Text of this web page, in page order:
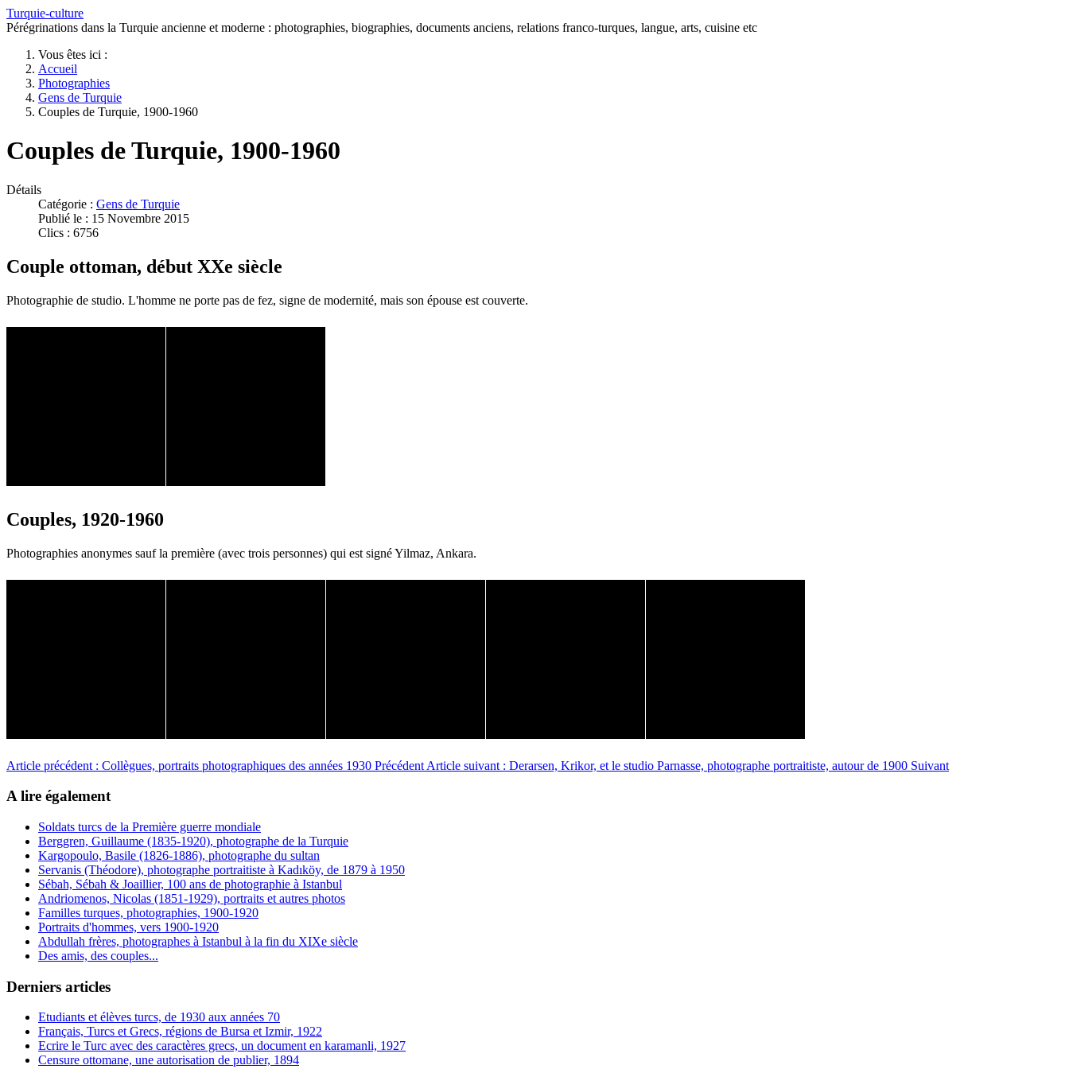
Turquie-culture
Pérégrinations dans la Turquie ancienne et moderne : photographies, biographies, documents anciens, relations franco-turques, langue, arts, cuisine etc
Vous êtes ici :
Accueil
Photographies
Gens de Turquie
Couples de Turquie, 1900-1960
Couples de Turquie, 1900-1960
Détails
Catégorie : Gens de Turquie
Publié le : 15 Novembre 2015
Clics : 6756
Couple ottoman, début XXe siècle
Photographie de studio. L'homme ne porte pas de fez, signe de modernité, mais son épouse est couverte.
Couples, 1920-1960
Photographies anonymes sauf la première (avec trois personnes) qui est signé Yilmaz, Ankara.
Article précédent : Collègues, portraits photographiques des années 1930 Précédent Article suivant : Derarsen, Krikor, et le studio Parnasse, photographe portraitiste, autour de 1900 Suivant
A lire également
Soldats turcs de la Première guerre mondiale
Berggren, Guillaume (1835-1920), photographe de la Turquie
Kargopoulo, Basile (1826-1886), photographe du sultan
Servanis (Théodore), photographe portraitiste à Kadıköy, de 1879 à 1950
Sébah, Sébah & Joaillier, 100 ans de photographie à Istanbul
Andriomenos, Nicolas (1851-1929), portraits et autres photos
Familles turques, photographies, 1900-1920
Portraits d'hommes, vers 1900-1920
Abdullah frères, photographes à Istanbul à la fin du XIXe siècle
Des amis, des couples...
Derniers articles
Etudiants et élèves turcs, de 1930 aux années 70
Français, Turcs et Grecs, régions de Bursa et Izmir, 1922
Ecrire le Turc avec des caractères grecs, un document en karamanli, 1927
Censure ottomane, une autorisation de publier, 1894